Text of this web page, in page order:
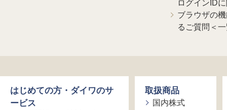
ログインID
ブラウザの
るご質問＜
はじめての方・ダイワのサ
ービス
取扱商品
国内株式